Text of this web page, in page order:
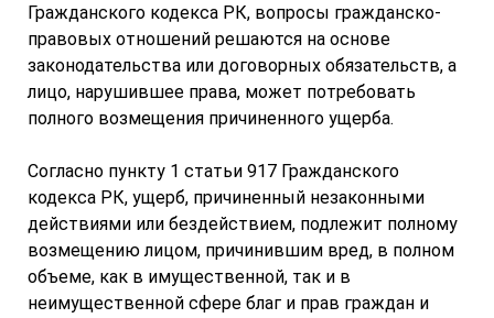
Гражданского кодекса РК, вопросы гражданско-
правовых отношений решаются на основе
законодательства или договорных обязательств, а
лицо, нарушившее права, может потребовать
полного возмещения причиненного ущерба.
Согласно пункту 1 статьи 917 Гражданского
кодекса РК, ущерб, причиненный незаконными
действиями или бездействием, подлежит полному
возмещению лицом, причинившим вред, в полном
объеме, как в имущественной, так и в
неимущественной сфере благ и прав граждан и